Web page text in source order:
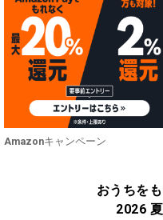
Amazonキャンペーン
おうちを
2026